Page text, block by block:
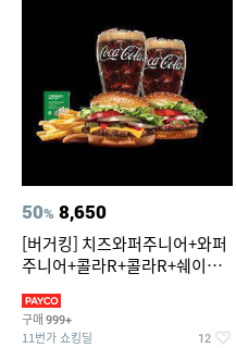
50% 8,650
[버거킹] 치즈와퍼주니어+와퍼
주니어+콜라R+콜라R+쉐이킹
구매 999+
11번가 쇼킹딜 12